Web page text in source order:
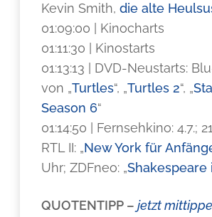
Kevin Smith,die alte
01:09:00 | Kinocharts
01:11:30 | Kinostarts
01:13:13 | DVD-Neustarts:
von „Turtles“, „Turtles 2“, „
Season 6“
01:14:50 | Fernsehkino: 4.7.;
RTL II: „New York für
Uhr; ZDFneo: „Shakespeare
QUOTENTIPP –jetzt